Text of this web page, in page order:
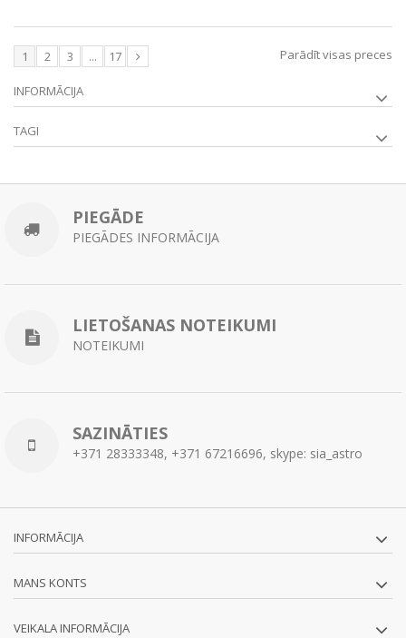
Parādīt visas preces
1 2 3 ... 17
INFORMĀCIJA
TAGI
PIEGĀDE
PIEGĀDES INFORMĀCIJA
LIETOŠANAS NOTEIKUMI
NOTEIKUMI
SAZINĀTIES
+371 28333348, +371 67216696, skype: sia_astro
INFORMĀCIJA
MANS KONTS
VEIKALA INFORMĀCIJA